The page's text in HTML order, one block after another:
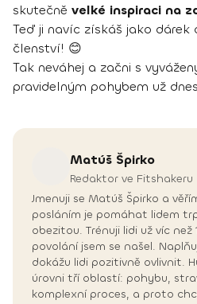
skutečně velké inspiraci na
Teď ji navíc získáš jako
členství! 😊
Tak neváhej a začni s
pravidelným pohybem už
Matúš Špirko
Redaktor ve Fitshakeru
Jmenuji se Matúš Špirko a
posláním je pomáhat lidem
obezitou. Trénuji lidi už víc
povolání jsem se našel.
dokážu lidi pozitivně ovlivnit.
úrovni tří oblastí: pohybu,
komplexní proces, a proto